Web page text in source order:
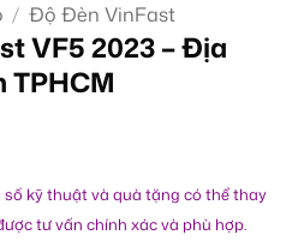
/ Độ Đèn VinFast
VF5 2023 – Địa
TPHCM
số kỹ thuật và quà tặng có thể thay
tư vấn chính xác và phù hợp.